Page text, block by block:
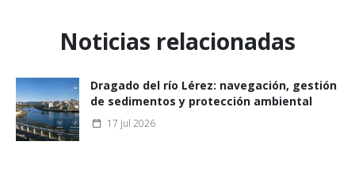
Noticias relacionadas
Dragado del río Lérez: navegación, gestión
de sedimentos y protección ambiental
17 jul 2026